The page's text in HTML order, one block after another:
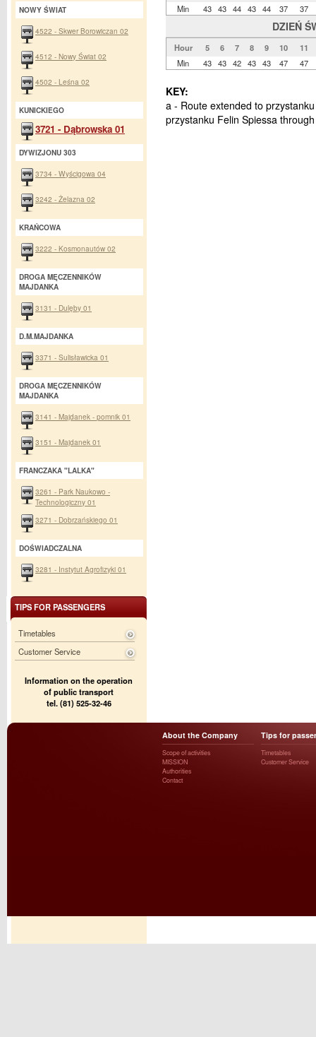
Min
43 43 44 43 44 37 37
DZIEŃ
Hour 5 6 7 8 9 10
11
Min
43 43 42 43 43 47 47
KEY:
a - Route extended to
przystanku Felin Spiessa
NOWY ŚWIAT
4522 - Skwer Borowiczan 02
4512 - Nowy Świat 02
4502 - Leśna 02
KUNICKIEGO
3721 - Dąbrowska 01
DYWIZJONU 303
3734 - Wyścigowa 04
3242 - Żelazna 02
KRAŃCOWA
3222 - Kosmonautów 02
DROGA MĘCZENNIKÓW
MAJDANKA
3131 - Dulęby 01
D.M.MAJDANKA
3371 - Sulisławicka 01
DROGA MĘCZENNIKÓW
MAJDANKA
3141 - Majdanek - pomnik 01
3151 - Majdanek 01
FRANCZAKA "LALKA"
3261 - Park Naukowo -
Technologiczny 01
3271 - Dobrzańskiego 01
DOŚWIADCZALNA
3281 - Instytut Agrofizyki 01
TIPS FOR PASSENGERS
Timetables
Customer Service
Information on the operation
of public transport
tel. (81) 525-32-46
About the Company
Scope of activities
MISSION
Authorities
Contact
Tips for
Timetables
Customer Service